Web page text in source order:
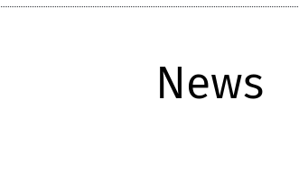
News